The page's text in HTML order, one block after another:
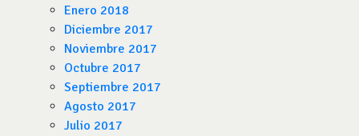
Enero 2018
Diciembre 2017
Noviembre 2017
Octubre 2017
Septiembre 2017
Agosto 2017
Julio 2017